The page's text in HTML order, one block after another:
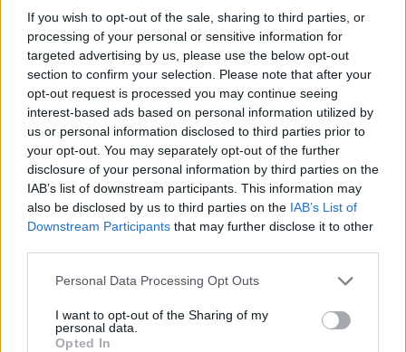
If you wish to opt-out of the sale, sharing to third parties, or
processing of your personal or sensitive information for
targeted advertising by us, please use the below opt-out
section to confirm your selection. Please note that after your
opt-out request is processed you may continue seeing
interest-based ads based on personal information utilized by
us or personal information disclosed to third parties prior to
your opt-out. You may separately opt-out of the further
disclosure of your personal information by third parties on the
IAB’s list of downstream participants. This information may
also be disclosed by us to third parties on the IAB’s List of
Downstream Participants that may further disclose it to other
Personal Data Processing Opt Outs
I want to opt-out of the Sharing of my
personal data.
Opted In
ΔΗΜΟΦΙΛΗ
18η συνεχόμενη χρονιά για τον ΟΤΕ στη διεθνή
σειρά δεικτών FTSE4Good
06/08/2026 - 14:40 ESG
Χρηματοδότηση 8 εκατ. ευρώ σε 843 μέσα
ενημέρωσης- Ξεκίνησε το πενταετές πρόγραμμα
ενίσχυσης του Τύπου
06/08/2026 - 13:05 ΕΠΙΧΕΙΡΗΣΕΙΣ
εκατ. ευρώ ο τζίρος
JUMBO: Αύξηση πωλήσεων 5% το επτάμηνο του